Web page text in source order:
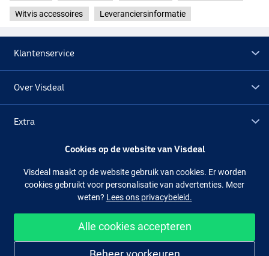
Witvis accessoires Leveranciersinformatie
Klantenservice
Over Visdeal
Extra
Facebook Instagram
Makkelijk en veilig shoppen
Cookies op de website van Visdeal
Visdeal maakt op de website gebruik van cookies. Er worden
cookies gebruikt voor personalisatie van advertenties. Meer
weten? Lees ons privacybeleid.
Alle cookies accepteren